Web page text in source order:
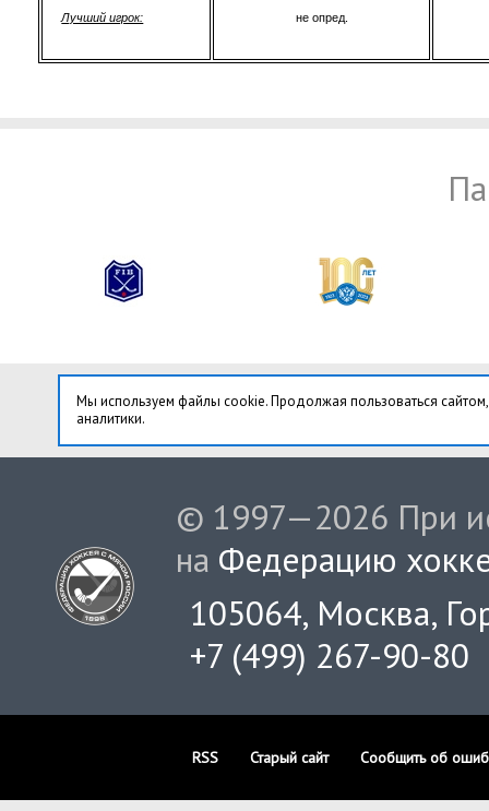
Лучший игрок: не опред.
Мы используем файлы cookie. Продолжая пользоваться
аналитики.
© 1997—2026 При
на Федерацию
105064, Москва,
+7 (499) 267-90-80
RSS Старый сайт Сообщить об